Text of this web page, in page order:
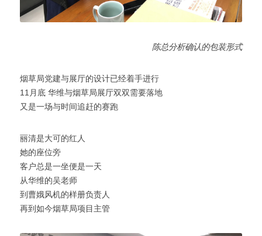
陈总分析确认的包​装形式
烟草局党建与展厅的设计已经着手进行
11月底 华维与烟草局展厅双双需要落地
又是一场与时间追赶的赛跑
丽清是大可的红人
她的座位旁
客户总是一坐便是一天
从华维的吴老师
到曹娥风机的样册负责人
再到如今烟草局项目主管